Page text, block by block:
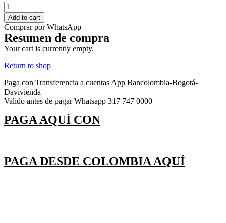
F-
012
quantity
Add to cart
Comprar por WhatsApp
Resumen de compra
Your cart is currently empty.
Return to shop
Paga con Transferencia a cuentas App Bancolombia-Bogotá-
Davivienda
Valido antes de pagar Whatsapp 317 747 0000
PAGA AQUÍ CON
PAGA DESDE COLOMBIA AQUÍ